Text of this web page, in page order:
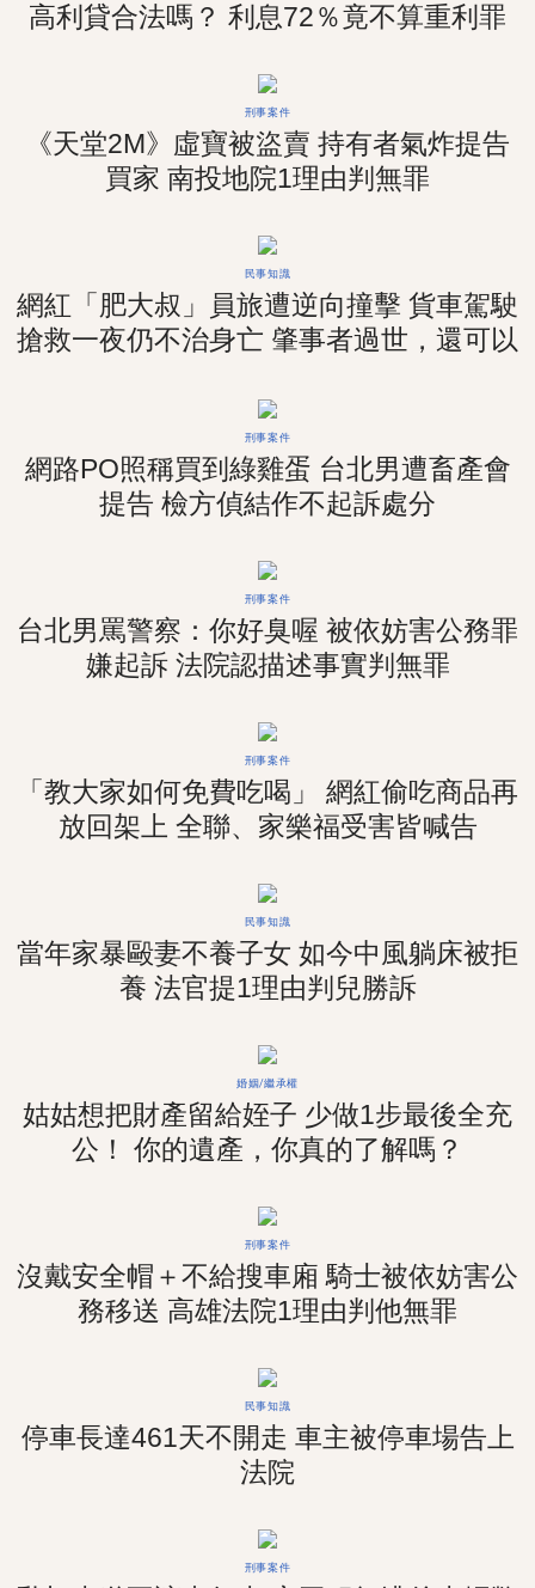
高利貸合法嗎？ 利息72％竟不算重利罪
刑事案件
《天堂2M》虛寶被盜賣 持有者氣炸提告
買家 南投地院1理由判無罪
民事知識
網紅「肥大叔」員旅遭逆向撞擊 貨車駕駛
搶救一夜仍不治身亡 肇事者過世，還可以
刑事案件
網路PO照稱買到綠雞蛋 台北男遭畜產會
提告 檢方偵結作不起訴處分
刑事案件
台北男罵警察：你好臭喔 被依妨害公務罪
嫌起訴 法院認描述事實判無罪
刑事案件
「教大家如何免費吃喝」 網紅偷吃商品再
放回架上 全聯、家樂福受害皆喊告
民事知識
當年家暴毆妻不養子女 如今中風躺床被拒
養 法官提1理由判兒勝訴
婚姻/繼承權
姑姑想把財產留給姪子 少做1步最後全充
公！ 你的遺產，你真的了解嗎？
刑事案件
沒戴安全帽＋不給搜車廂 騎士被依妨害公
務移送 高雄法院1理由判他無罪
民事知識
停車長達461天不開走 車主被停車場告上
法院
刑事案件